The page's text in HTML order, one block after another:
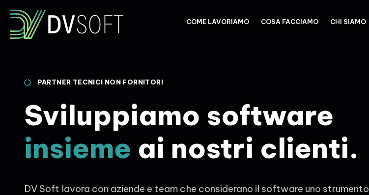
COME LAVORIAMO COSA FACCIAMO CHI SIAMO
PARTNER TECNICI NON FORNITORI
Sviluppiamo software
insieme ai nostri clienti.
DV Soft lavora con aziende e team che considerano il software uno strumento